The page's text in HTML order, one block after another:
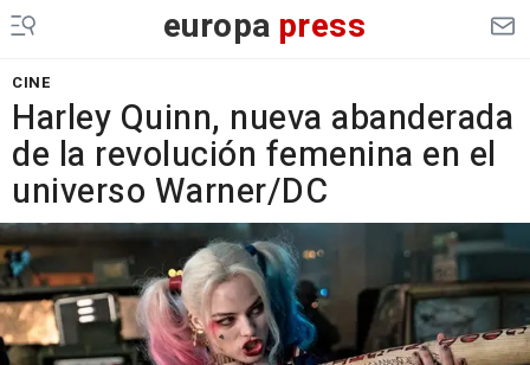
europa press
CINE
Harley Quinn, nueva abanderada
de la revolución femenina en el
universo Warner/DC